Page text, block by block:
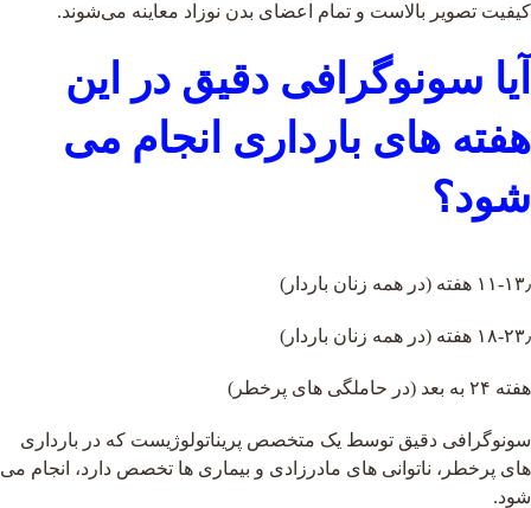
کیفیت تصویر بالاست و تمام اعضای بدن نوزاد معاینه می‌شوند.
آیا سونوگرافی دقیق در این
هفته های بارداری انجام می
شود؟
۱۱-۱۳٫ هفته (در همه زنان باردار)
۱۸-۲۳٫ هفته (در همه زنان باردار)
هفته ۲۴ به بعد (در حاملگی های پرخطر)
سونوگرافی دقیق توسط یک متخصص پریناتولوژیست که در بارداری
های پرخطر، ناتوانی های مادرزادی و بیماری ها تخصص دارد، انجام می
شود.